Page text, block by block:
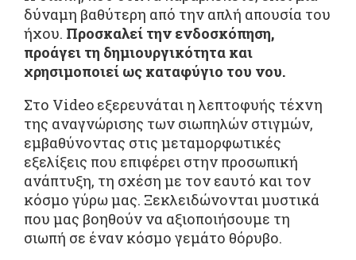
δύναμη βαθύτερη από την απλή απουσία του
ήχου. Προσκαλεί την ενδοσκόπηση,
προάγει τη δημιουργικότητα και
χρησιμοποιεί ως καταφύγιο του νου.
Στο Video εξερευνάται η λεπτοφυής τέχνη
της αναγνώρισης των σιωπηλών στιγμών,
εμβαθύνοντας στις μεταμορφωτικές
εξελίξεις που επιφέρει στην προσωπική
ανάπτυξη, τη σχέση με τον εαυτό και τον
κόσμο γύρω μας. Ξεκλειδώνονται μυστικά
που μας βοηθούν να αξιοποιήσουμε τη
σιωπή σε έναν κόσμο γεμάτο θόρυβο.